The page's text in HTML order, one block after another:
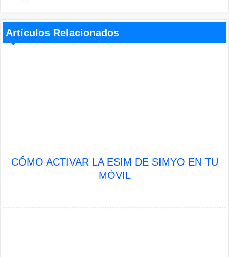
Artículos Relacionados
CÓMO ACTIVAR LA ESIM DE SIMYO EN TU
MÓVIL